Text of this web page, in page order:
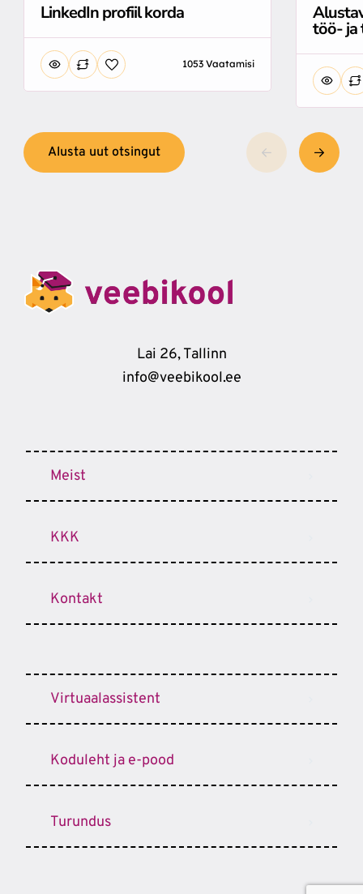
LinkedIn profiil korda
1053 Vaatamisi
töö- ja
Alusta uut otsingut
Lai 26, Tallinn
info@veebikool.ee
Meist
KKK
Kontakt
Virtuaalassistent
Koduleht ja e-pood
Turundus